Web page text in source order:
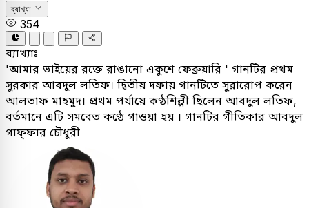
ব্যাখ্যা
354
ব্যাখ্যাঃ
'আমার ভাইয়ের রক্তে রাঙানো একুশে ফেব্রুয়ারি ' গানটির প্রথম
সুরকার আবদুল লতিফ। দ্বিতীয় দফায় গানটিতে সুরারোপ করেন
আলতাফ মাহমুদ। প্রথম পর্যায়ে কণ্ঠশিল্পী ছিলেন আবদুল লতিফ,
বর্তমানে এটি সমবেত কণ্ঠে গাওয়া হয় । গানটির গীতিকার আবদুল
গাফ্ফার চৌধুরী